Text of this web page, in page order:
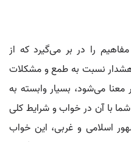
را در بر می‌گیرد که از
هشدار نسبت به طمع و مشکلات
می‌شود، بسیار وابسته به
با آن در خواب و شرایط کلی
اسلامی و غربی، این خواب